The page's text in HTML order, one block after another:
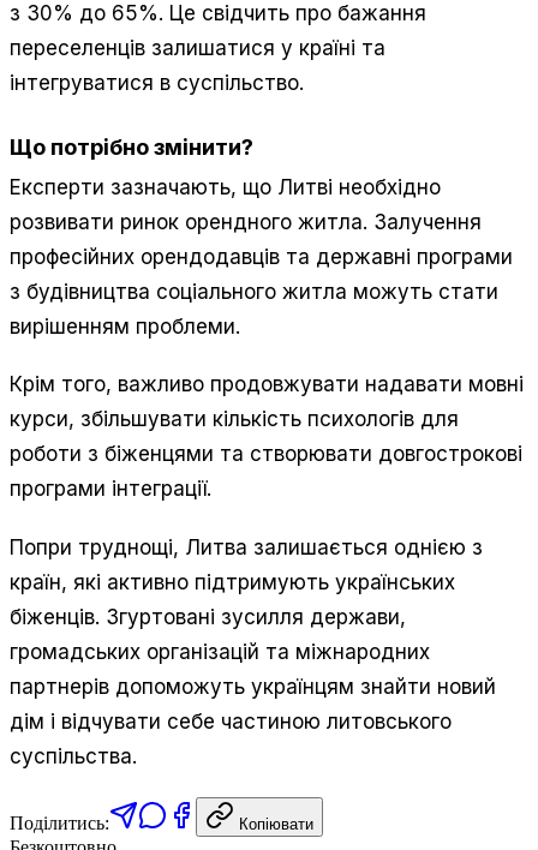
з 30% до 65%. Це свідчить про бажання
переселенців залишатися у країні та
інтегруватися в суспільство.
Що потрібно змінити?
Експерти зазначають, що Литві необхідно
розвивати ринок орендного житла. Залучення
професійних орендодавців та державні програми
з будівництва соціального житла можуть стати
вирішенням проблеми.
Крім того, важливо продовжувати надавати мовні
курси, збільшувати кількість психологів для
роботи з біженцями та створювати довгострокові
програми інтеграції.
Попри труднощі, Литва залишається однією з
країн, які активно підтримують українських
біженців. Згуртовані зусилля держави,
громадських організацій та міжнародних
партнерів допоможуть українцям знайти новий
дім і відчувати себе частиною литовського
суспільства.
Поділитись: Копіювати